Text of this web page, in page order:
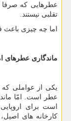
عطرهایی که صرفا
تقلبی نیستند.
اما چه چیزی
ماندگاری عطرهای
یکی از عواملی
عطر است. امّا
است برای
کارخانه های